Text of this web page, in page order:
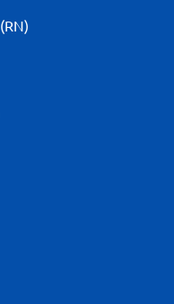
Instagram
Twitter